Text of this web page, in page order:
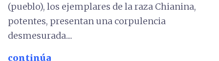
(pueblo), los ejemplares de la raza Chianina,
potentes, presentan una corpulencia
desmesurada....
continúa